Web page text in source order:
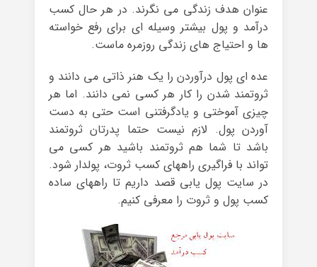
عنوان هدف زندگی می نگرند. در هر حال کسب
درآمد و پول بیشتر وسیله ای برای رفع خواسته
ها و احتیاج های زندگی روزمره ماست.
عده ای پول درآوردن را یک هنر ذاتی می دانند و
ثروتمند شدن را کار هر کسی نمی دانند. اما هر
چیزی آموختی و یادگرفتنی است حتی به دست
آوردن پول. لازم نیست حتما پدرتان ثروتمند
باشد تا شما هم ثروتمند باشید هر کسی می
تواند با فراگیری راههای کسب ثروت، پولدار شود.
در سایت پول یابی قصد داریم تا راههای ساده
کسب پول و ثروت را معرفی کنیم.